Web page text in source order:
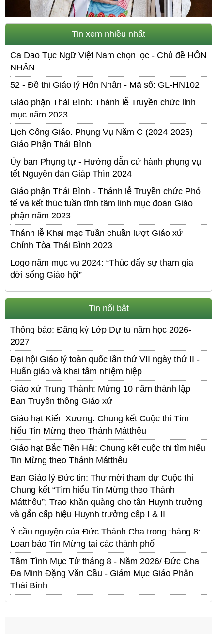
Tin xem nhiều nhất
Ca Dao Tục Ngữ Việt Nam chọn lọc - Chủ đề HÔN
NHÂN
52 - Đề thi Giáo lý Hôn Nhân - Mã số: GL-HN102
Giáo phận Thái Bình: Thánh lễ Truyền chức linh
mục năm 2023
Lịch Công Giáo. Phụng Vụ Năm C (2024-2025) -
Giáo Phận Thái Bình
Ủy ban Phụng tự - Hướng dẫn cử hành phụng vụ
tết Nguyên đán Giáp Thìn 2024
Giáo phận Thái Bình - Thánh lễ Truyền chức Phó
tế và kết thúc tuần tĩnh tâm linh mục đoàn Giáo
phận năm 2023
Thánh lễ Khai mạc Tuần chuần lượt Giáo xứ
Chính Tòa Thái Bình 2023
Logo năm mục vụ 2024: “Thúc đẩy sự tham gia
đời sống Giáo hội”
Tin nổi bật
Thông báo: Đăng ký Lớp Dự tu năm học 2026-
2027
Đại hội Giáo lý toàn quốc lần thứ VII ngày thứ II -
Huấn giáo và khai tâm nhiệm hiệp
Giáo xứ Trung Thành: Mừng 10 năm thành lập
Ban Truyền thông Giáo xứ
Giáo hạt Kiến Xương: Chung kết Cuộc thi Tìm
hiểu Tin Mừng theo Thánh Mátthêu
Giáo hạt Bắc Tiền Hải: Chung kết cuộc thi tìm hiểu
Tin Mừng theo Thánh Mátthêu
Ban Giáo lý Đức tin: Thư mời tham dự Cuộc thi
Chung kết “Tìm hiểu Tin Mừng theo Thánh
Mátthêu”; Trao khăn quàng cho tân Huynh trưởng
và gắn cấp hiệu Huynh trưởng cấp I & II
Ý cầu nguyện của Đức Thánh Cha trong tháng 8:
Loan báo Tin Mừng tại các thành phố
Tâm Tình Mục Tử tháng 8 - Năm 2026/ Đức Cha
Đa Minh Đặng Văn Cầu - Giám Mục Giáo Phận
Thái Bình